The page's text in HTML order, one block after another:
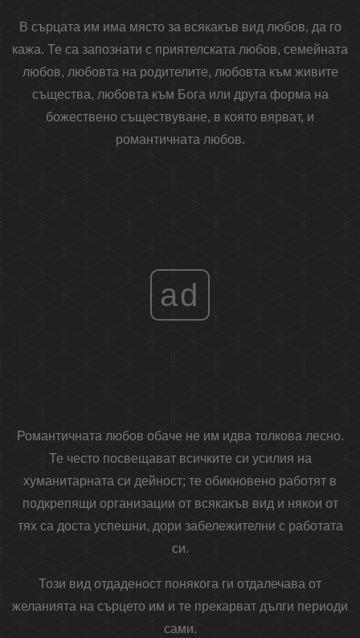
В сърцата им има място за всякакъв вид любов, да го
кажа. Те са запознати с приятелската любов, семейната
любов, любовта на родителите, любовта към живите
същества, любовта към Бога или друга форма на
божествено съществуване, в която вярват, и
романтичната любов.
ad
Романтичната любов обаче не им идва толкова лесно.
Те често посвещават всичките си усилия на
хуманитарната си дейност; те обикновено работят в
подкрепящи организации от всякакъв вид и някои от
тях са доста успешни, дори забележителни с работата
си.
Този вид отдаденост понякога ги отдалечава от
желанията на сърцето им и те прекарват дълги периоди
сами.